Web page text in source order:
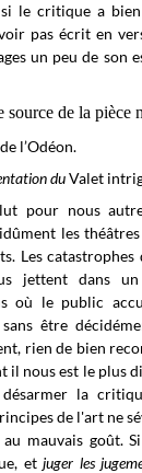
si le critique a
pas écrit en
un peu de son
source de la pièce
l’Odéon.
duValet
pour nous
les
Les
jettent dans
où le public
être
rien de bien
il nous est le plus
désarmer la
de l'art ne
mauvais goût.
etjuger les